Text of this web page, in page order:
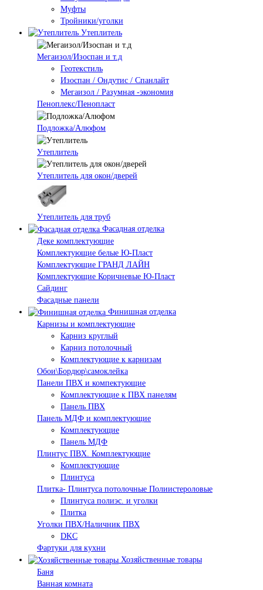
Муфты
Тройники/уголки
Утеплитель
Мегаизол/Изоспан и т.д
Геотекстиль
Изоспан / Ондутис / Спанлайт
Мегаизол / Разумная -экономия
Пеноплекс/Пенопласт
Подложка/Алюфом
Утеплитель
Утеплитель для окон/дверей
Утеплитель для труб
Фасадная отделка
Деке комплектующие
Комплектующие белые Ю-Пласт
Комплектующие ГРАНД ЛАЙН
Комплектующие Коричневые Ю-Пласт
Сайдинг
Фасадные панели
Финишная отделка
Карнизы и комплектующие
Карниз круглый
Карниз потолочный
Комплектующие к карнизам
Обои\Бордюр\самоклейка
Панели ПВХ и компектующие
Комплектующие к ПВХ панелям
Панель ПВХ
Панель МДФ и комплектующие
Комплектующие
Панель МДФ
Плинтус ПВХ. Комплектующие
Комплектующие
Плинтуса
Плитка- Плинтуса потолочные Полиистероловые
Плинтуса полиэс. и уголки
Плитка
Уголки ПВХ/Наличник ПВХ
DKC
Фартуки для кухни
Хозяйственные товары
Баня
Ванная комната